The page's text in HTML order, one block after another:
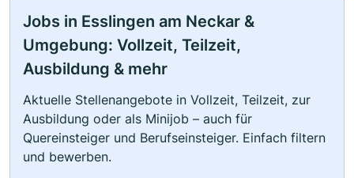
Jobs in Esslingen am Neckar &
Umgebung: Vollzeit, Teilzeit,
Ausbildung & mehr
Aktuelle Stellenangebote in Vollzeit, Teilzeit, zur
Ausbildung oder als Minijob – auch für
Quereinsteiger und Berufseinsteiger. Einfach filtern
und bewerben.